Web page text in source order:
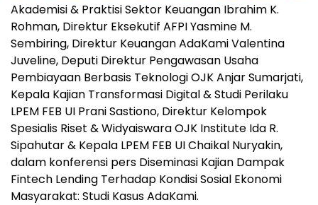
Akademisi & Praktisi Sektor Keuangan Ibrahim K.
Rohman, Direktur Eksekutif AFPI Yasmine M.
Sembiring, Direktur Keuangan AdaKami Valentina
Juveline, Deputi Direktur Pengawasan Usaha
Pembiayaan Berbasis Teknologi OJK Anjar Sumarjati,
Kepala Kajian Transformasi Digital & Studi Perilaku
LPEM FEB UI Prani Sastiono, Direktur Kelompok
Spesialis Riset & Widyaiswara OJK Institute Ida R.
Sipahutar & Kepala LPEM FEB UI Chaikal Nuryakin,
dalam konferensi pers Diseminasi Kajian Dampak
Fintech Lending Terhadap Kondisi Sosial Ekonomi
Masyarakat: Studi Kasus AdaKami.